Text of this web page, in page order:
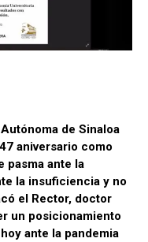
de Sinaloa
aniversario como
pasma ante la
la insuficiencia y no
el Rector, doctor
un posicionamiento
ante la pandemia